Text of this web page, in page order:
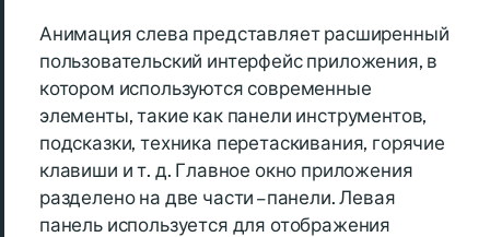
Анимация слева представляет расширенный
пользовательский интерфейс приложения, в
котором используются современные
элементы, такие как панели инструментов,
подсказки, техника перетаскивания, горячие
клавиши и т. д. Главное окно приложения
разделено на две части – панели. Левая
панель используется для отображения